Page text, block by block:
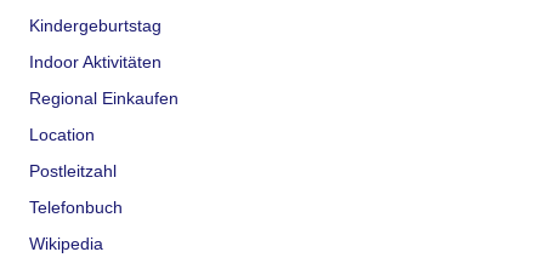
Kindergeburtstag
Indoor Aktivitäten
Regional Einkaufen
Location
Postleitzahl
Telefonbuch
Wikipedia